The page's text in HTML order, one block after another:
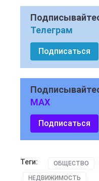
Телеграм
Подписаться
MAX
Подписаться
Теги: ОБЩЕСТВО
НЕДВИЖИМОСТЬ